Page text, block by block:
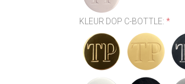
KLEUR DOP C-BOTTLE:*